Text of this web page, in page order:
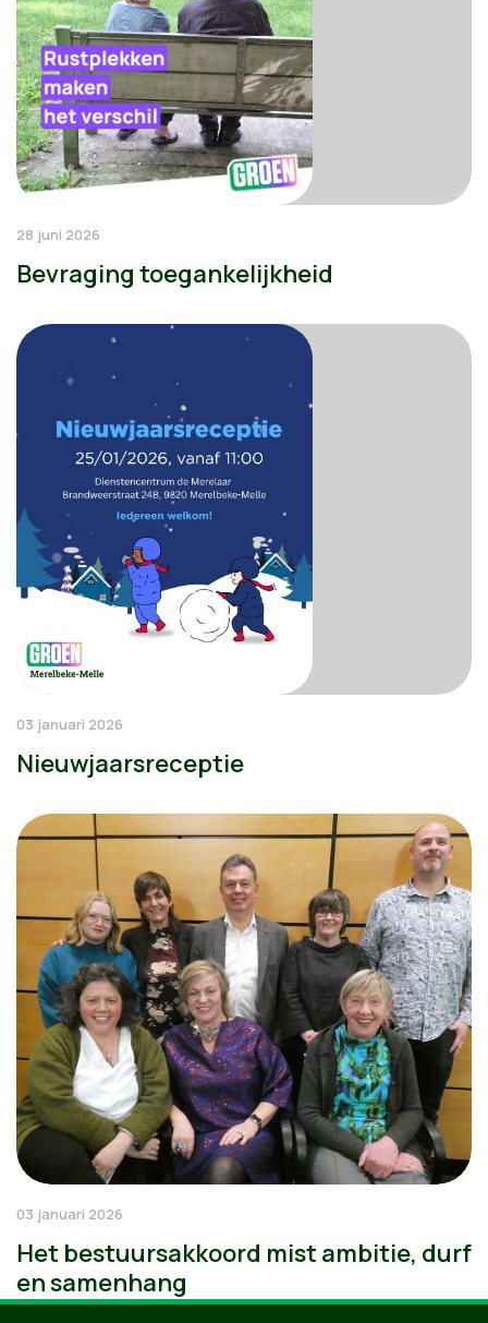
28 juni 2026
Bevraging toegankelijkheid
03 januari 2026
Nieuwjaarsreceptie
03 januari 2026
Het bestuursakkoord mist ambitie, durf
en samenhang